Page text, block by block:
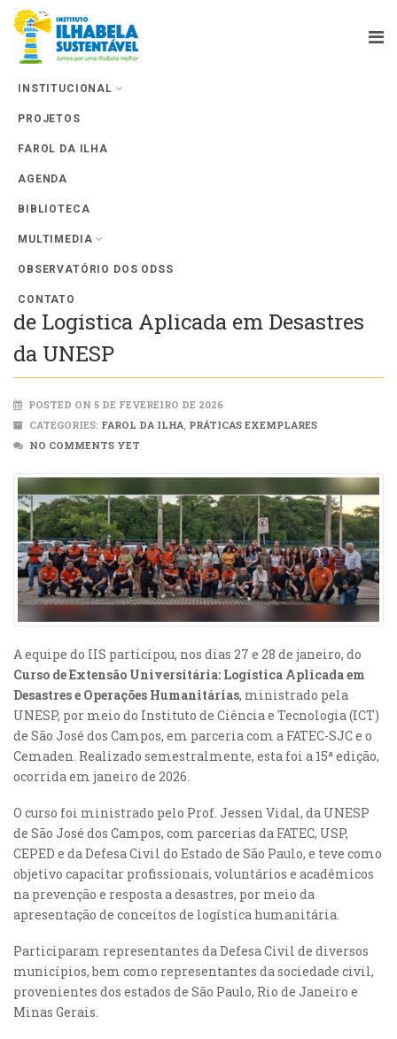
INSTITUCIONAL
PROJETOS
FAROL DA ILHA
AGENDA
BIBLIOTECA
MULTIMEDIA
OBSERVATÓRIO DOS ODSS
CONTATO
IIS participa da 15ª edição do curso
de Logística Aplicada em Desastres
da UNESP
POSTED ON 5 DE FEVEREIRO DE 2026
CATEGORIES: FAROL DA ILHA, PRÁTICAS EXEMPLARES
NO COMMENTS YET
A equipe do IIS participou, nos dias 27 e 28 de janeiro, do
Curso de Extensão Universitária: Logística Aplicada em
Desastres e Operações Humanitárias, ministrado pela
UNESP, por meio do Instituto de Ciência e Tecnologia (ICT)
de São José dos Campos, em parceria com a FATEC-SJC e o
Cemaden. Realizado semestralmente, esta foi a 15ª edição,
ocorrida em janeiro de 2026.
O curso foi ministrado pelo Prof. Jessen Vidal, da UNESP
de São José dos Campos, com parcerias da FATEC, USP,
CEPED e da Defesa Civil do Estado de São Paulo, e teve como
objetivo capacitar profissionais, voluntários e acadêmicos
na prevenção e resposta a desastres, por meio da
apresentação de conceitos de logística humanitária.
Participaram representantes da Defesa Civil de diversos
municípios, bem como representantes da sociedade civil,
provenientes dos estados de São Paulo, Rio de Janeiro e
Minas Gerais.